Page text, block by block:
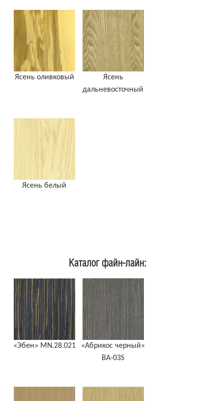
Ясень оливковый
Ясень
дальневосточный
Ясень белый
Каталог файн-лайн:
«Эбен» MN.28.021
«Абрикос черный»
BA-03S